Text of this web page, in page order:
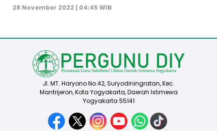
28 November 2022 | 04:45 WIB
Jl. MT. Haryono No.42, Suryodiningratan, Kec.
Mantrijeron, Kota Yogyakarta, Daerah Istimewa
Yogyakarta 55141